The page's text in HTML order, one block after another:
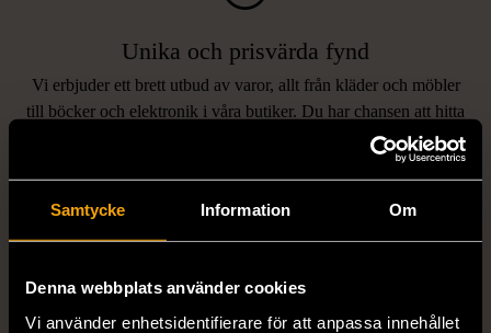
Samtycke Information Om
Denna webbplats använder cookies
Vi använder enhetsidentifierare för att anpassa innehållet
Unika och prisvärda fynd
Vi erbjuder ett brett utbud av varor, allt från kläder och möbler
till böcker och elektronik i våra butiker. Du har chansen att hitta
unika och originella föremål som inte finns i vanliga butiker.
LIKNANDE PRODUKTER
Hitta produkter som påminner om denna